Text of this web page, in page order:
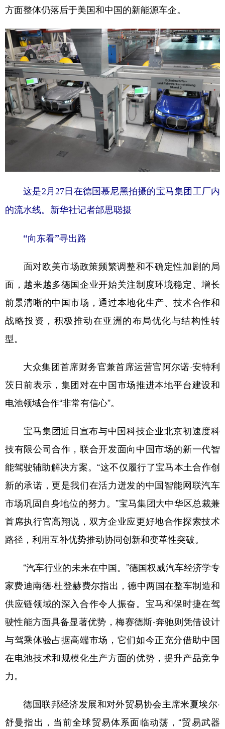
方面整体仍落后于美国和中国的新能源车企。
这是2月27日在德国慕尼黑拍摄的宝马集团工厂内
的流水线。新华社记者邰思聪摄
“向东看”寻出路
面对欧美市场政策频繁调整和不确定性加剧的局
面，越来越多德国企业开始关注制度环境稳定、增长
前景清晰的中国市场，通过本地化生产、技术合作和
战略投资，积极推动在亚洲的布局优化与结构性转
型。
大众集团首席财务官兼首席运营官阿尔诺·安特利
茨日前表示，集团对在中国市场推进本地平台建设和
电池领域合作“非常有信心”。
宝马集团近日宣布与中国科技企业北京初速度科
技有限公司合作，联合开发面向中国市场的新一代智
能驾驶辅助解决方案。“这不仅履行了宝马本土合作创
新的承诺，更是我们在活力迸发的中国智能网联汽车
市场巩固自身地位的努力。”宝马集团大中华区总裁兼
首席执行官高翔说，双方企业应更好地合作探索技术
路径，利用互补优势推动协同创新和变革性突破。
“汽车行业的未来在中国。”德国权威汽车经济学专
家费迪南德·杜登赫费尔指出，德中两国在整车制造和
供应链领域的深入合作令人振奋。宝马和保时捷在驾
驶性能方面具备显著优势，梅赛德斯-奔驰则凭借设计
与驾乘体验占据高端市场，它们如今正充分借助中国
在电池技术和规模化生产方面的优势，提升产品竞争
力。
德国联邦经济发展和对外贸易协会主席米夏埃尔·
舒曼指出，当前全球贸易体系面临动荡，“贸易武器